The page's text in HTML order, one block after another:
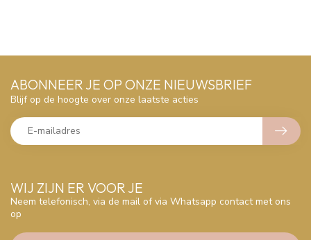
WIJ ZIJN ER VOOR JE
Neem telefonisch, via de mail of via Whatsapp contact met ons
op
ABONNEER JE OP ONZE NIEUWSBRIEF
Blijf op de hoogte over onze laatste acties